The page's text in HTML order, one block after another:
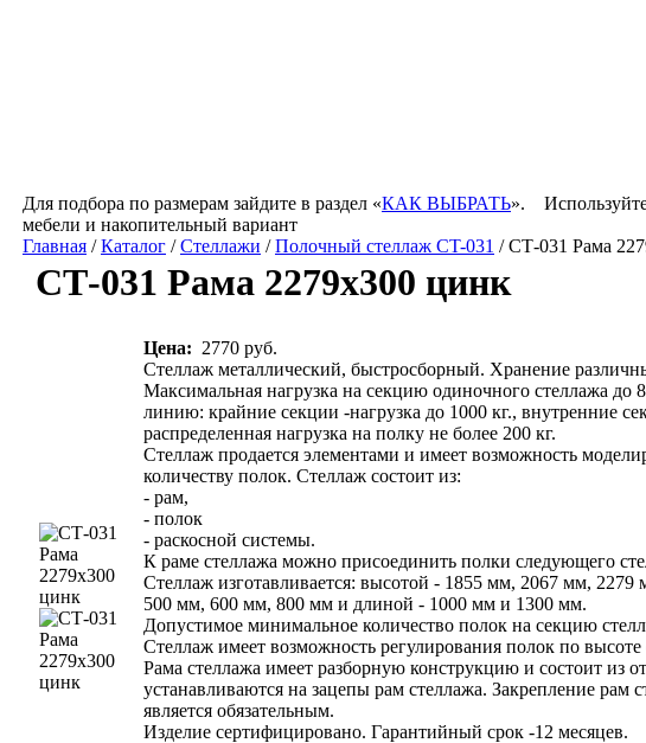
Для подбора по размерам зайдите в раздел «КАК ВЫБРАТЬ».
мебели и накопительный вариант
Главная /Каталог /Стеллажи /Полочный стеллаж CT-031 / СТ-031 Рама
СТ-031 Рама 2279х300 цинк
Цена: 2770 руб.
Стеллаж металлический, быстросборный. Хранение
Максимальная нагрузка на секцию одиночного стеллажа до
линию: крайние секции -нагрузка до 1000 кг., внутренние
распределенная нагрузка на полку не более 200 кг.
Стеллаж продается элементами и имеет возможность
количеству полок. Стеллаж состоит из:
- рам,
- полок
- раскосной системы.
К раме стеллажа можно присоединить полки следующего
Стеллаж изготавливается: высотой - 1855 мм, 2067 мм,
500 мм, 600 мм, 800 мм и длиной - 1000 мм и 1300 мм.
Допустимое минимальное количество полок на секцию
Стеллаж имеет возможность регулирования полок по
Рама стеллажа имеет разборную конструкцию и состоит из
устанавливаются на зацепы рам стеллажа. Закрепление рам
является обязательным.
Изделие сертифицировано. Гарантийный срок -12 месяцев.